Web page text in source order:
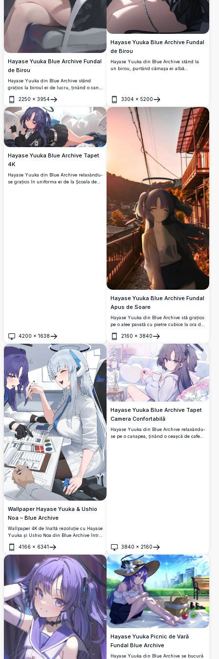
Hayase Yuuka Blue Archive Fundal
de Birou
Hayase Yuuka din Blue Archive stând
grațios la biroul ei de lucru, ținând o cană
violet, halo-ul întunecat și bluza albă în
uimitorul stil de artă anime 4K la rezoluție
înaltă.
2250 × 3954
Deschide
Hayase Yuuka Blue Archive Fundal
de Birou
Hayase Yuuka din Blue Archive stând la
un birou, purtând cămașa ei albă
compoziție vizuală uimitoare.
3304 × 5200
Deschide
Hayase Yuuka Blue Archive Tapet
4K
Hayase Yuuka din Blue Archive relaxându-
se grațios în uniforma ei de la Școala de
4200 × 1638
Deschide
Hayase Yuuka Blue Archive Fundal
Apus de Soare
Hayase Yuuka din Blue Archive stă grațios
pe o alee pavată cu pietre cubice la ora de
în vânt, halo-ul strălucind deasupra
capului ei pe fundalul unui apus de soare
spectaculos dintr-un oraș japonez.
2160 × 3840
Deschide
Wallpaper Hayase Yuuka & Ushio
Noa – Blue Archive
Wallpaper 4K de înaltă rezoluție cu Hayase
Yuuka și Ushio Noa din Blue Archive într-
analizând documente și grafice într-un
stil artistic anime vibrant.
4166 × 6341
Deschide
Hayase Yuuka Blue Archive Tapet
Camera Confortabilă
Hayase Yuuka din Blue Archive relaxându-
se pe o canapea, ținând o ceașcă de cafea
3840 × 2160
Deschide
Hayase Yuuka Picnic de Vară
Fundal Blue Archive
Hayase Yuuka din Blue Archive se bucură